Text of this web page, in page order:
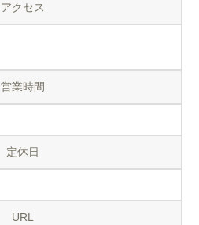
アクセス
営業時間
定休日
URL